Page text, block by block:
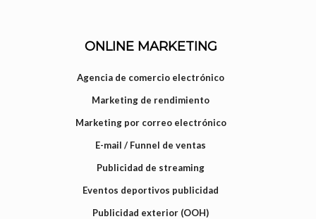
ONLINE MARKETING
Agencia de comercio electrónico
Marketing de rendimiento
Marketing por correo electrónico
E-mail / Funnel de ventas
Publicidad de streaming
Eventos deportivos publicidad
Publicidad exterior (OOH)